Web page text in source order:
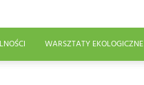
WARSZTATY EKOLOGICZNE